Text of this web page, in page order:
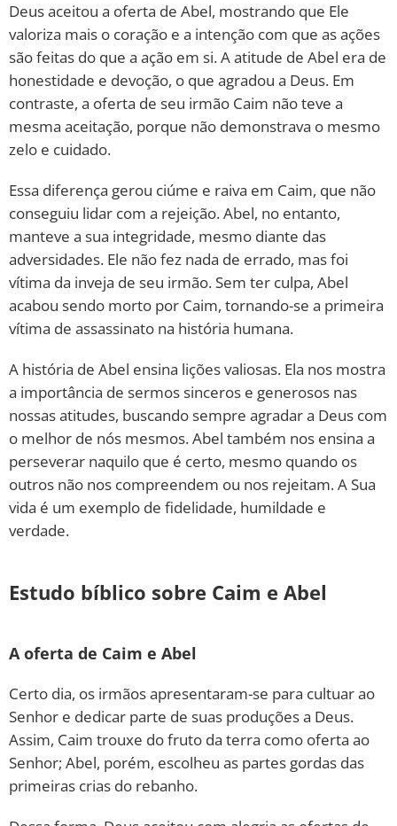
Deus aceitou a oferta de Abel, mostrando que Ele
valoriza mais o coração e a intenção com que as ações
são feitas do que a ação em si. A atitude de Abel era de
honestidade e devoção, o que agradou a Deus. Em
contraste, a oferta de seu irmão Caim não teve a
mesma aceitação, porque não demonstrava o mesmo
zelo e cuidado.
Essa diferença gerou ciúme e raiva em Caim, que não
conseguiu lidar com a rejeição. Abel, no entanto,
manteve a sua integridade, mesmo diante das
adversidades. Ele não fez nada de errado, mas foi
vítima da inveja de seu irmão. Sem ter culpa, Abel
acabou sendo morto por Caim, tornando-se a primeira
vítima de assassinato na história humana.
A história de Abel ensina lições valiosas. Ela nos mostra
a importância de sermos sinceros e generosos nas
nossas atitudes, buscando sempre agradar a Deus com
o melhor de nós mesmos. Abel também nos ensina a
perseverar naquilo que é certo, mesmo quando os
outros não nos compreendem ou nos rejeitam. A Sua
vida é um exemplo de fidelidade, humildade e
verdade.
Estudo bíblico sobre Caim e Abel
A oferta de Caim e Abel
Certo dia, os irmãos apresentaram-se para cultuar ao
Senhor e dedicar parte de suas produções a Deus.
Assim, Caim trouxe do fruto da terra como oferta ao
Senhor; Abel, porém, escolheu as partes gordas das
primeiras crias do rebanho.